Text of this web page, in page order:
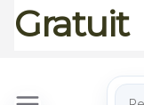
Gratuit